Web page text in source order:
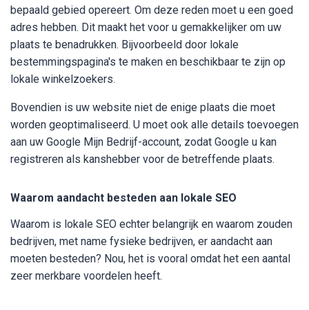
bepaald gebied opereert. Om deze reden moet u een goed
adres hebben. Dit maakt het voor u gemakkelijker om uw
plaats te benadrukken. Bijvoorbeeld door lokale
bestemmingspagina's te maken en beschikbaar te zijn op
lokale winkelzoekers.
Bovendien is uw website niet de enige plaats die moet
worden geoptimaliseerd. U moet ook alle details toevoegen
aan uw Google Mijn Bedrijf-account, zodat Google u kan
registreren als kanshebber voor de betreffende plaats.
Waarom aandacht besteden aan lokale SEO
Waarom is lokale SEO echter belangrijk en waarom zouden
bedrijven, met name fysieke bedrijven, er aandacht aan
moeten besteden? Nou, het is vooral omdat het een aantal
zeer merkbare voordelen heeft.